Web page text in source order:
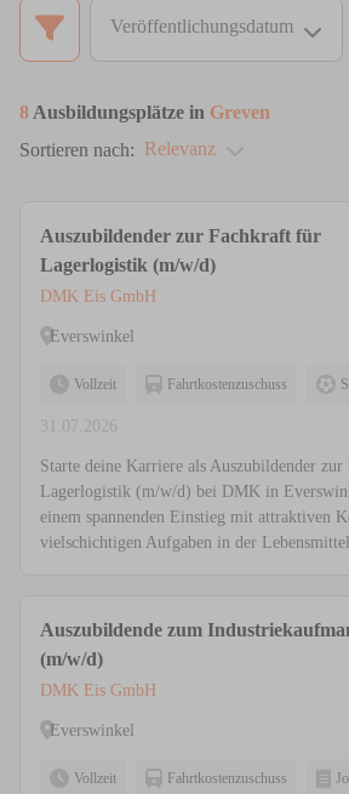
Veröffentlichungsdatum
8 Ausbildungsplätze in Greven
Sortieren nach: Relevanz
Auszubildender zur Fachkraft für
Lagerlogistik (m/w/d)
DMK Eis GmbH
Everswinkel
Vollzeit Fahrtkostenzuschuss
31.07.2026
Starte deine Karriere als Auszubildender
Lagerlogistik (m/w/d) bei DMK in
einem spannenden Einstieg mit attraktiven
vielschichtigen Aufgaben in der
Auszubildende zum
(m/w/d)
DMK Eis GmbH
Everswinkel
Vollzeit Fahrtkostenzuschuss